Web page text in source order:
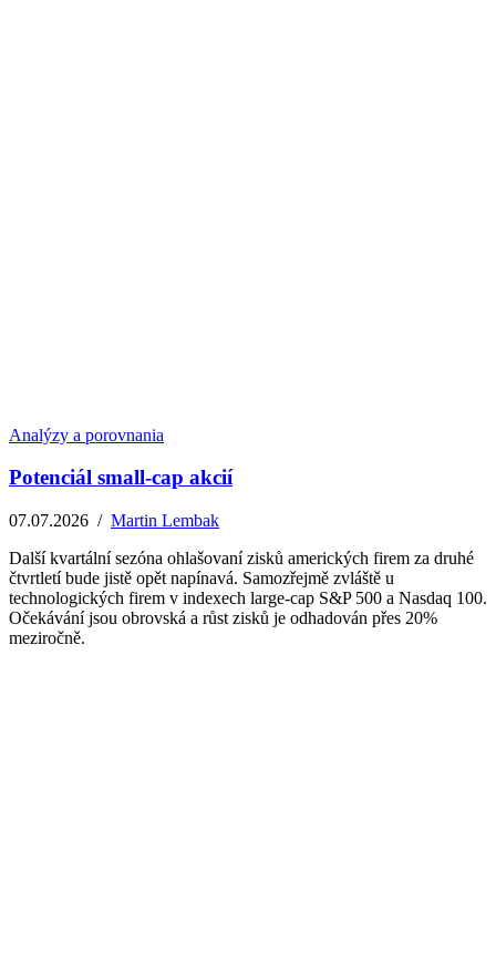
Analýzy a porovnania
Potenciál small-cap akcií
07.07.2026 / Martin Lembak
Další kvartální sezóna ohlašovaní zisků amerických firem za druhé
čtvrtletí bude jistě opět napínavá. Samozřejmě zvláště u
technologických firem v indexech large-cap S&P 500 a Nasdaq 100.
Očekávání jsou obrovská a růst zisků je odhadován přes 20%
meziročně.